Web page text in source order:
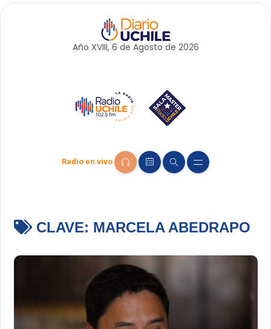
Año XVIII, 6 de Agosto de 2026
Radio en vivo
CLAVE: MARCELA ABEDRAPO